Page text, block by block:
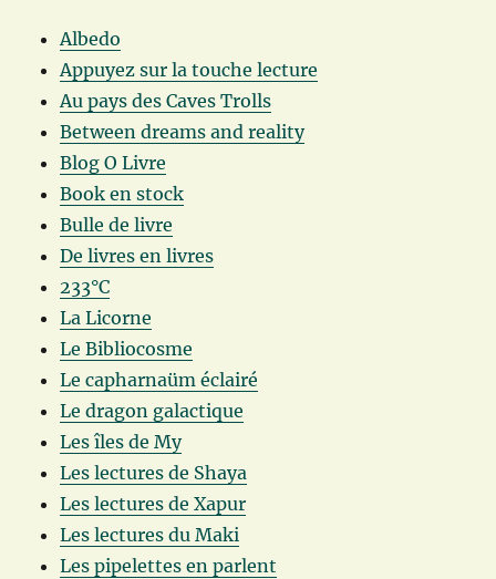
Albedo
Appuyez sur la touche lecture
Au pays des Caves Trolls
Between dreams and reality
Blog O Livre
Book en stock
Bulle de livre
De livres en livres
233°C
La Licorne
Le Bibliocosme
Le capharnaüm éclairé
Le dragon galactique
Les îles de My
Les lectures de Shaya
Les lectures de Xapur
Les lectures du Maki
Les pipelettes en parlent